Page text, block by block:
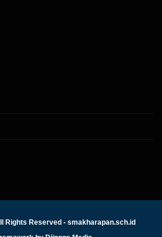
Rights Reserved - smakharapan.sch.id